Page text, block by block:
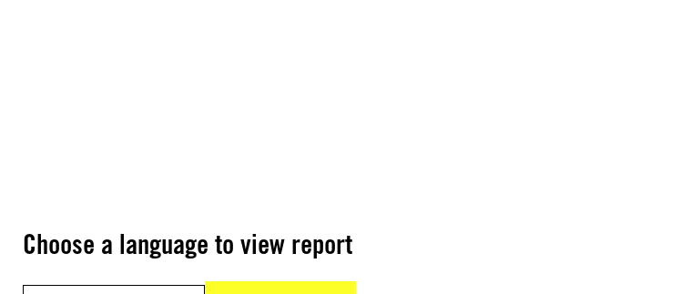
Choose a language to view report